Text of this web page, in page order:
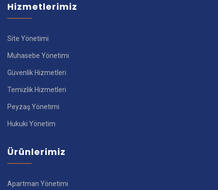
Hizmetlerimiz
Site Yönetimi
Muhasebe Yönetimi
Güvenlik Hizmetleri
Temizlik Hizmetleri
Peyzaş Yönetimi
Hukuki Yönetim
Ürünlerimiz
Apartman Yönetimi